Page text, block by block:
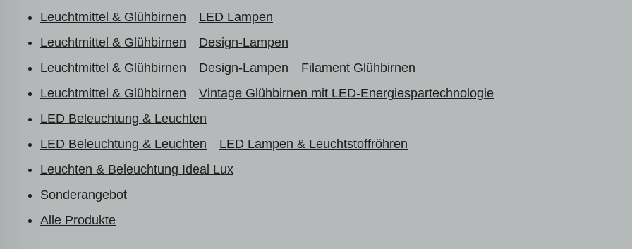
Leuchtmittel & Glühbirnen
LED Lampen
Leuchtmittel & Glühbirnen
Design-Lampen
Leuchtmittel & Glühbirnen
Design-Lampen
Filament Glühbirnen
Leuchtmittel & Glühbirnen
Vintage Glühbirnen mit LED-Energiespartechnologie
LED Beleuchtung & Leuchten
LED Beleuchtung & Leuchten
LED Lampen & Leuchtstoffröhren
Leuchten & Beleuchtung Ideal Lux
Sonderangebot
Alle Produkte